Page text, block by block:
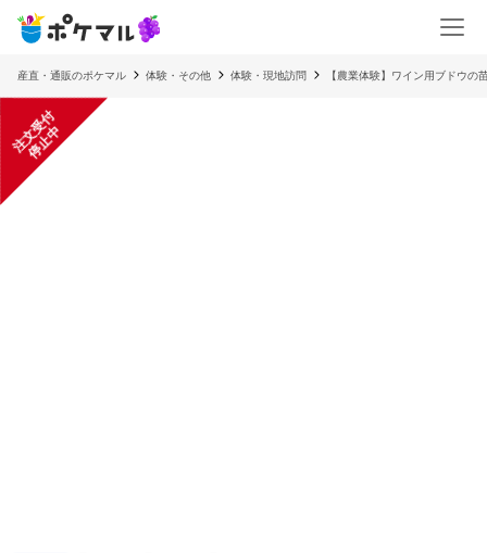
産直・通販のポケマル 体験・その他 体験・現地訪問 【農業体験】ワイン用ブドウ
注
文
受
付
停
止
中